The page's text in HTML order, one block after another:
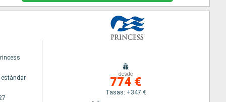
desde
774 €
Tasas: +347 €